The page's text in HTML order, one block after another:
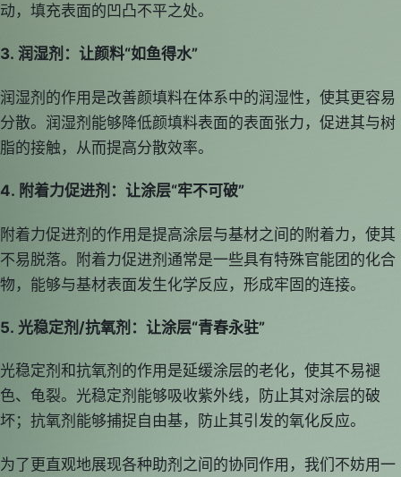
动，填充表面的凹凸不平之处。
3. 润湿剂：让颜料“如鱼得水”
润湿剂的作用是改善颜填料在体系中的润湿性，使其更容易
分散。润湿剂能够降低颜填料表面的表面张力，促进其与树
脂的接触，从而提高分散效率。
4. 附着力促进剂：让涂层“牢不可破”
附着力促进剂的作用是提高涂层与基材之间的附着力，使其
不易脱落。附着力促进剂通常是一些具有特殊官能团的化合
物，能够与基材表面发生化学反应，形成牢固的连接。
5. 光稳定剂/抗氧剂：让涂层“青春永驻”
光稳定剂和抗氧剂的作用是延缓涂层的老化，使其不易褪
色、龟裂。光稳定剂能够吸收紫外线，防止其对涂层的破
坏；抗氧剂能够捕捉自由基，防止其引发的氧化反应。
为了更直观地展现各种助剂之间的协同作用，我们不妨用一